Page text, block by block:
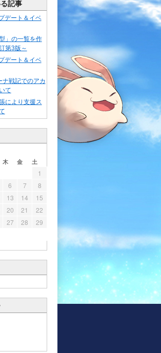
記事
デート＆イベ
」の一覧を作
第3版～
デート＆イベ
戦記でのアカ
て
により支援ス
木 金 土
1
6 7
8
13 14
15
20 21
22
27 28
29